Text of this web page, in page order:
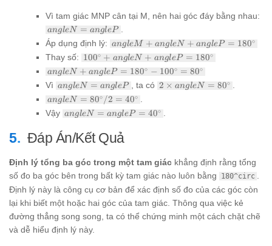
60^\circ
Vì tam giác MNP cân tại M, nên hai góc đáy bằng nhau:
angle
N =
angle
P
angleN = angleP .
Áp dụng định lý: angle M
+ angle
N +
angle P
=
180^\circ
angleM + angleN + angleP = 180∘
Thay số: 100^\circ
+ angle
N +
angle P
=
180^\circ
100∘ + angleN + angleP = 180∘
angle N
+ angle
P =
180^\circ
-
100^\circ
80^\circ
angleN + angleP = 180∘ − 100∘ = 80∘
Vì angle
N =
angle
P
angleN = angleP , ta có 2 \times
80^\circ
2 × angleN = 80∘ .
angle N
=
80^\circ
/ 2 =
40^\circ
angleN = 80∘ /2 = 40∘ .
Vậy angle N
P =
40^\circ
angleN = angleP = 40∘ .
Đáp Án/Kết Quả
Định lý tổng ba góc trong một tam giác khẳng định rằng tổng
số đo ba góc bên trong bất kỳ tam giác nào luôn bằng
180^circ .
Định lý này là công cụ cơ bản để xác định số đo của các góc còn
lại khi biết một hoặc hai góc của tam giác. Thông qua việc kẻ
đường thẳng song song, ta có thể chứng minh một cách chặt chẽ
và dễ hiểu định lý này.